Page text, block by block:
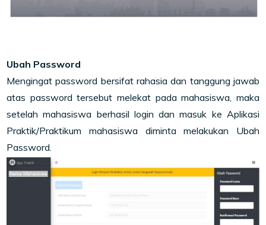
Ubah Password
Mengingat password bersifat rahasia dan tanggung jawab
atas password tersebut melekat pada mahasiswa, maka
setelah mahasiswa berhasil login dan masuk ke Aplikasi
Praktik/Praktikum mahasiswa diminta melakukan Ubah
Password.